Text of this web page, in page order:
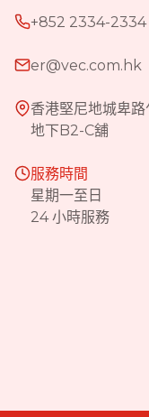
+852 2334-2334
er@vec.com.hk
香港堅尼地城卑
地下B2-C舖
服務時間
星期一至日
24 小時服務